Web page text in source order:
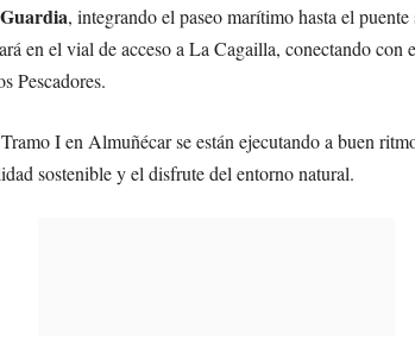
, integrando el paseo marítimo hasta el
en el vial de acceso a La Cagailla, conectando con
Pescadores.
I en Almuñécar se están ejecutando a buen
sostenible y el disfrute del entorno natural.